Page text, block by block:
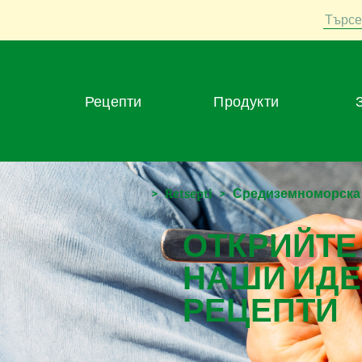
Рецепти Продукти
> Retsepti > Средиземноморска
НАШИ
РЕЦЕПТИ